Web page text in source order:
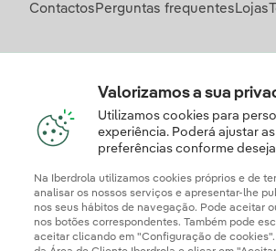
Contactos Perguntas frequentes Lojas
Valorizamos a sua
Utilizamos cookies para
experiência. Poderá ajustar
preferências conforme
Na Iberdrola utilizamos cookies próprios e de
analisar os nossos serviços e apresentar-lhe
nos seus hábitos de navegação. Pode aceitar
nos botões correspondentes. Também pode
aceitar clicando em "Configuração de